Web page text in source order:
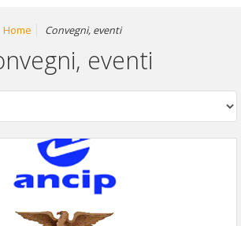
Home Convegni, eventi
eventi